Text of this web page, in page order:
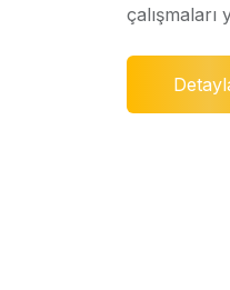
çalışmaları